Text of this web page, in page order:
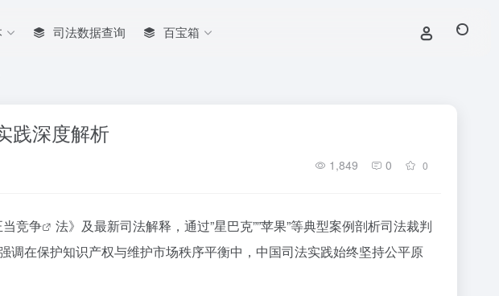
司法数据查询 百宝箱
践深度解析
1,849 0 0
竞争
法》及最新司法解释，通过”星巴克””苹果”等典型案例剖析司法裁判
调在保护知识产权与维护市场秩序平衡中，中国司法实践始终坚持公平原